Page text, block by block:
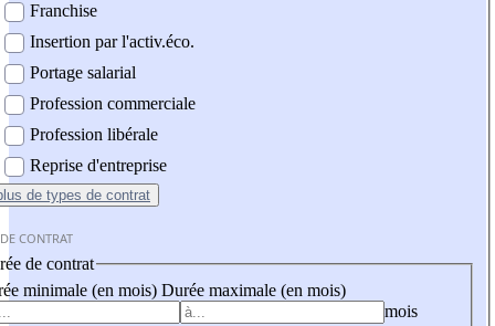
Franchise
Insertion par l'activ.éco.
Portage salarial
Profession commerciale
Profession libérale
Reprise d'entreprise
de types de contrat
CONTRAT
de contrat
minimale (en mois) Durée maximale (en mois)
mois